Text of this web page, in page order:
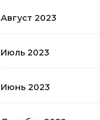
Август 2023
Июль 2023
Июнь 2023